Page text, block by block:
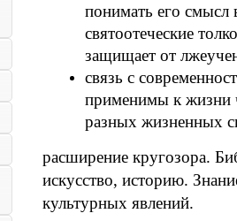
понимать его смысл
святоотеческие
защищает от
связь с
применимы к жизни
разных жизненных
расширение кругозора.
искусство, историю.
культурных явлений.